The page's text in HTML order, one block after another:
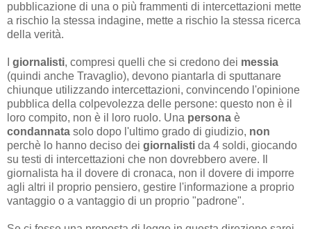
pubblicazione di una o più frammenti di intercettazioni mette
a rischio la stessa indagine, mette a rischio la stessa ricerca
della verità.
giornalisti, compresi quelli che si credono dei messia
(quindi anche Travaglio), devono piantarla di sputtanare
chiunque utilizzando intercettazioni, convincendo l'opinione
pubblica della colpevolezza delle persone: questo non è il
loro compito, non è il loro ruolo. Una persona è
condannata solo dopo l'ultimo grado di giudizio, non
perchè lo hanno deciso dei giornalisti da 4 soldi, giocando
su testi di intercettazioni che non dovrebbero avere. Il
giornalista ha il dovere di cronaca, non il dovere di imporre
agli altri il proprio pensiero, gestire l'informazione a proprio
vantaggio o a vantaggio di un proprio "padrone".